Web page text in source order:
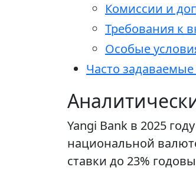
Комиссии и
Требования к
Особые
Часто
Yangi Bank в 2025
национальной
ставки до 23%